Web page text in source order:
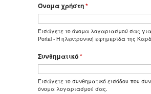
Όνομα χρήστη*
Εισάγετε το όνομα λογαριασμού σας για
Portal - Η ηλεκτρονική εφημερίδα της
Συνθηματικό*
Εισάγετε το συνθηματικό εισόδου που
όνομα λογαριασμού σας.